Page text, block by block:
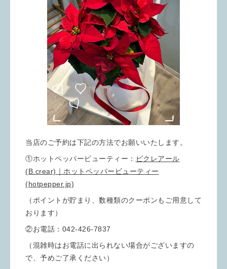
当店のご予約は下記の方法でお願いいたします。
①ホットペッパービューティー： ビクレアール
(B.crear)｜ホットペッパービューティー
(hotpepper.jp)
（ポイントが貯まり、数種類のクーポンもご用意して
おります）
②お電話：042-426-7837
（混雑時はお電話に出られない場合がございますの
で、予めご了承ください）